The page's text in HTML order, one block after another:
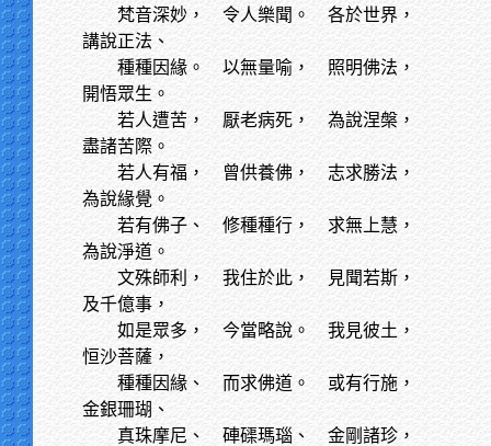
梵音深妙，
令人樂聞。 各於世界，
講說正法、
種種因緣。
以無量喻， 照明佛法，
開悟眾生。
若人遭苦，
厭老病死， 為說涅槃，
盡諸苦際。
若人有福，
曾供養佛， 志求勝法，
為說緣覺。
若有佛子、
修種種行， 求無上慧，
為說淨道。
文殊師利，
我住於此， 見聞若斯，
及千億事，
如是眾多，
今當略說。 我見彼土，
恒沙菩薩，
種種因緣、
而求佛道。 或有行施，
金銀珊瑚、
真珠摩尼、
硨磲瑪瑙、 金剛諸珍，